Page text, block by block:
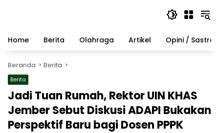
Home
Berita Olahraga Artikel Opini / Sastra
Beranda Berita
Berita
Jadi Tuan Rumah, Rektor UIN KHAS
Jember Sebut Diskusi ADAPI Bukakan
Perspektif Baru bagi Dosen PPPK